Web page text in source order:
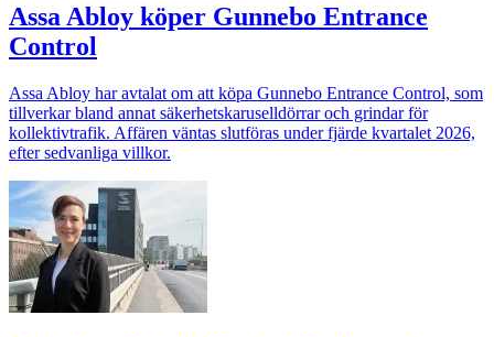
Assa Abloy köper Gunnebo Entrance
Control
Assa Abloy har avtalat om att köpa Gunnebo Entrance Control, som
tillverkar bland annat säkerhetskaruselldörrar och grindar för
kollektivtrafik. Affären väntas slutföras under fjärde kvartalet 2026,
efter sedvanliga villkor.